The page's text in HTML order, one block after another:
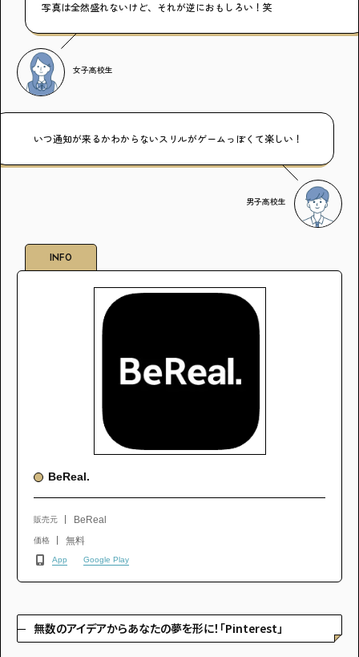
写真は全然盛れないけど、それが逆におもしろい！笑
女子高校生
いつ通知が来るかわからないスリルがゲームっぽくて楽しい！
男子高校生
INFO
BeReal.
販売元 BeReal
価格 無料
App Google Play
無数のアイデアからあなたの夢を形に！「Pinterest」